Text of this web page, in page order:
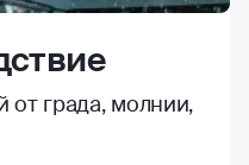
града, молнии,